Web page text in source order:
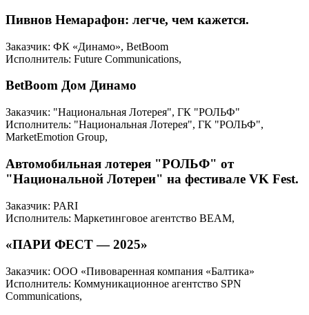
Пивнов Немарафон: легче, чем кажется.
Заказчик: ФК «Динамо», BetBoom
Исполнитель: Future Communications,
BetBoom Дом Динамо
Заказчик: "Национальная Лотерея", ГК "РОЛЬФ"
Исполнитель: "Национальная Лотерея", ГК "РОЛЬФ",
MarketEmotion Group,
Автомобильная лотерея "РОЛЬФ" от
"Национальной Лотереи" на фестивале VK Fest.
Заказчик: PARI
Исполнитель: Маркетинговое агентство BEAM,
«ПАРИ ФЕСТ — 2025»
Заказчик: ООО «Пивоваренная компания «Балтика»
Исполнитель: Коммуникационное агентство SPN
Communications,